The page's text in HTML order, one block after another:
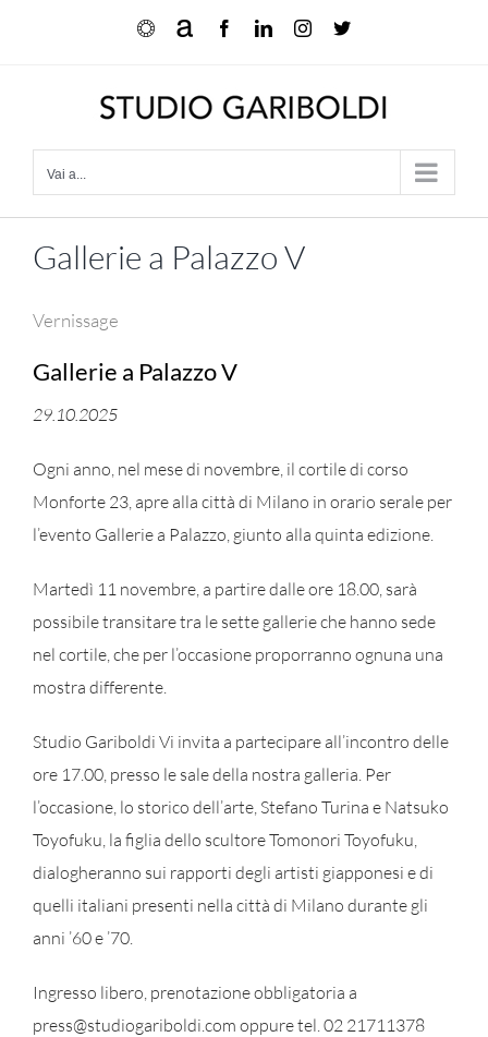
OculaArtnet FacebookLinkedInInstagram
X
Vai a...
Gallerie a Palazzo V
Vernissage
Gallerie a Palazzo V
29.10.2025
Ogni anno, nel mese di novembre, il cortile di corso
Monforte 23, apre alla città di Milano in orario serale per
l’evento Gallerie a Palazzo, giunto alla quinta edizione.
Martedì 11 novembre, a partire dalle ore 18.00, sarà
possibile transitare tra le sette gallerie che hanno sede
nel cortile, che per l’occasione proporranno ognuna una
mostra differente.
Studio Gariboldi Vi invita a partecipare all’incontro delle
ore 17.00, presso le sale della nostra galleria. Per
l’occasione, lo storico dell’arte, Stefano Turina e Natsuko
Toyofuku, la figlia dello scultore Tomonori Toyofuku,
dialogheranno sui rapporti degli artisti giapponesi e di
quelli italiani presenti nella città di Milano durante gli
anni ’60 e ’70.
Ingresso libero, prenotazione obbligatoria a
press@studiogariboldi.com oppure tel. 02 21711378